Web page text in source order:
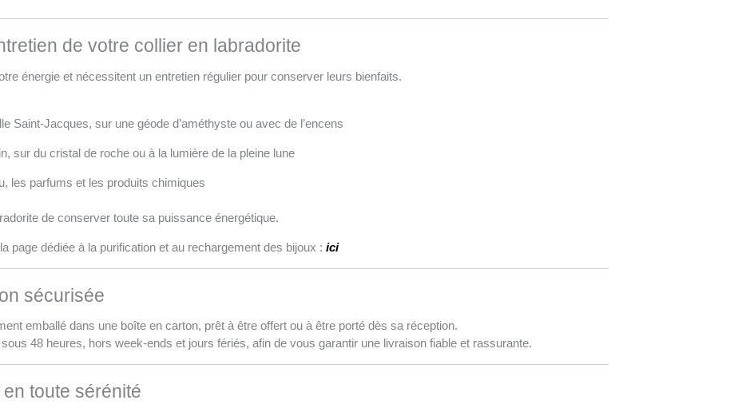
de votre collier en labradorite
énergie et nécessitent un entretien régulier pour conserver leurs bienfaits.
Saint-Jacques, sur une géode d’améthyste ou avec de l’encens
sur du cristal de roche ou à la lumière de la pleine lune
les parfums et les produits chimiques
de conserver toute sa puissance énergétique.
page dédiée à la purification et au rechargement des bijoux : ici
sécurisée
emballé dans une boîte en carton, prêt à être offert ou à être porté dès sa réception.
48 heures, hors week-ends et jours fériés, afin de vous garantir une livraison fiable et rassurante.
toute sérénité